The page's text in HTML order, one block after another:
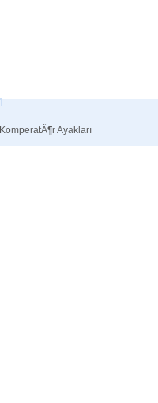
KomperatÃ¶r Ayakları